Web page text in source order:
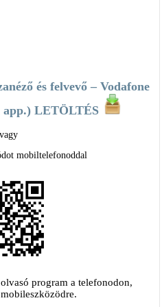
és felvevő – Vodafone
LETÖLTÉS
vagy
mobiltelefonoddal
program a telefonodon,